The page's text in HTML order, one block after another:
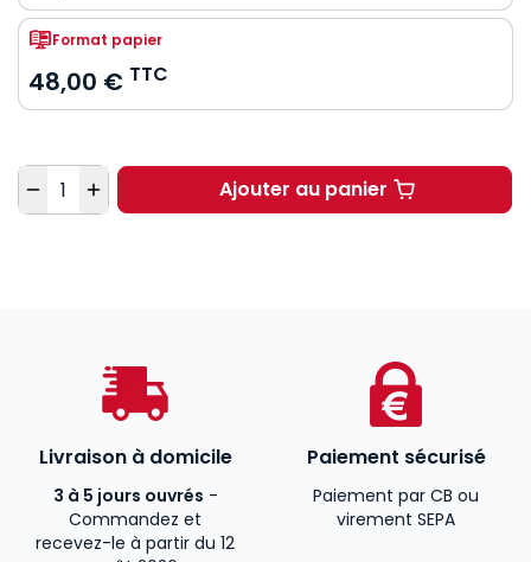
Format papier
48,00 € TTC
Quantité Ajouter au panierLe droit français des
Livraison à domicile
3 à 5 jours ouvrés -
Commandez et
recevez-le à partir du 12
Paiement sécurisé
Paiement par CB ou
virement SEPA